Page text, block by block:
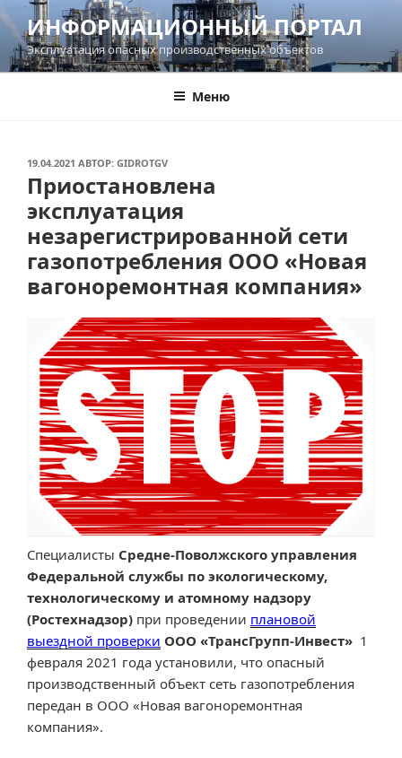
Перейти
содержимому
ИНФОРМАЦИОННЫЙ ПОРТАЛ
Эксплуатация опасных производственных объектов
Меню
ОПУБЛИКОВАНО
19.04.2021 АВТОР: GIDROTGV
Приостановлена
эксплуатация
незарегистрированной сети
газопотребления ООО «Новая
вагоноремонтная компания»
Специалисты Средне-Поволжского управления
Федеральной службы по экологическому,
технологическому и атомному надзору
(Ростехнадзор) при проведении плановой
выездной проверки ООО «ТрансГрупп-Инвест» 1
февраля 2021 года установили, что опасный
производственный объект сеть газопотребления
передан в ООО «Новая вагоноремонтная
компания».